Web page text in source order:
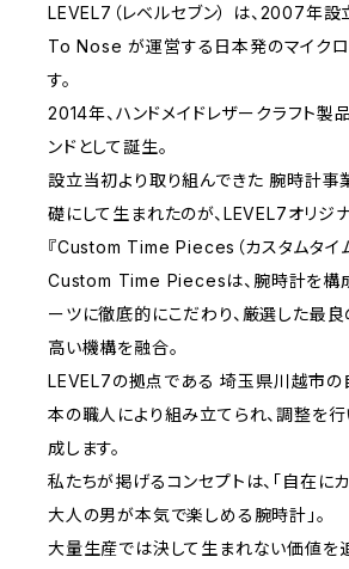
LEVEL7（レベルセブン） は、2007年
To Nose が運営する日本発のマイクロ
す。
2014年、ハンドメイドレザークラフト製
ンドとして誕生。
設立当初より取り組んできた 腕時計事
礎にして生まれたのが、LEVEL7オリジ
『Custom Time Pieces（カスタムタイム
Custom Time Piecesは、腕時計を構
ーツに徹底的にこだわり、厳選した最
高い機構を融合。
LEVEL7の拠点である 埼玉県川越市の
本の職人により組み立てられ、調整を
成します。
私たちが掲げるコンセプトは、「自在にカ
大人の男が本気で楽しめる腕時計」。
大量生産では決して生まれない価値を